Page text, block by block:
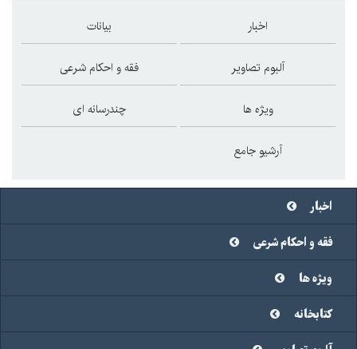
اخبار بیانات
آلبوم تصاویر فقه و احکام شرعی
ویژه ها چندرسانه ای
آرشیو جامع
اخبار
فقه و احکام شرعی
ویژه ها
کتابخانه